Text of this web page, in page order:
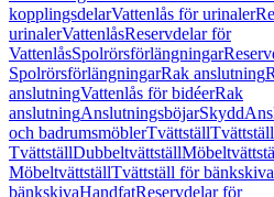
kopplingsdelarVattenlås för urinaler
urinalerVattenlåsReservdelar för
VattenlåsSpolrörsförlängningar
SpolrörsförlängningarRak anslutning
anslutningVattenlås för bidéerRak
anslutningAnslutningsböjarSkydd
och badrumsmöblerTvättställTvättställ
TvättställDubbeltvättställ
MöbeltvättställTvättställ för bänkskiva
bänkskivaHandfatReservdelar för